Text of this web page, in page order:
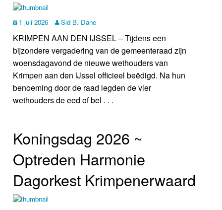
1 juli 2026 Sid B. Dane
KRIMPEN AAN DEN IJSSEL – Tijdens een
bijzondere vergadering van de gemeenteraad zijn
woensdagavond de nieuwe wethouders van
Krimpen aan den IJssel officieel beëdigd. Na hun
benoeming door de raad legden de vier
wethouders de eed of bel . . .
Koningsdag 2026 ~
Optreden Harmonie
Dagorkest Krimpenerwaard